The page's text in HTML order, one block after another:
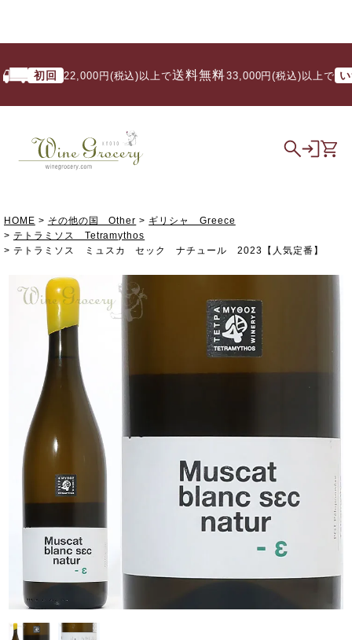
初回 22,000円(税込)以上で送料無料/ 33,000円(税込)以上で いつで
HOME その他の国 Other
ギリシャ Greece
テトラミソス Tetramythos
テトラミソス ミュスカ セック ナチュール 2023【人気定番】